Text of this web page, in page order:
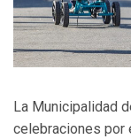
La Municipalidad
celebraciones por